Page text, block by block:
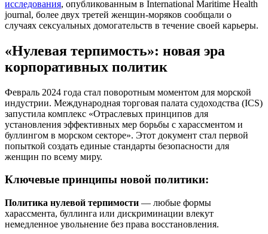
исследования, опубликованным в International Maritime Health
journal, более двух третей женщин-моряков сообщали о
случаях сексуальных домогательств в течение своей карьеры.
«Нулевая терпимость»: новая эра
корпоративных политик
Февраль 2024 года стал поворотным моментом для морской
индустрии. Международная торговая палата судоходства (ICS)
запустила комплекс «Отраслевых принципов для
установления эффективных мер борьбы с харассментом и
буллингом в морском секторе». Этот документ стал первой
попыткой создать единые стандарты безопасности для
женщин по всему миру.
Ключевые принципы новой политики:
Политика нулевой терпимости — любые формы
харассмента, буллинга или дискриминации влекут
немедленное увольнение без права восстановления.